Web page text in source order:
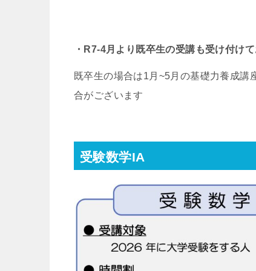
・R7-4月より既卒生の受講も受け付けて
既卒生の場合は1月~5月の基礎力養成講
合がございます
受験数学IA